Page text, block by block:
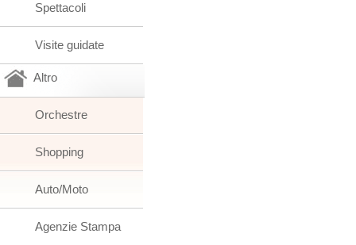
Spettacoli
Visite guidate
Altro
Orchestre
Shopping
Auto/Moto
Agenzie Stampa